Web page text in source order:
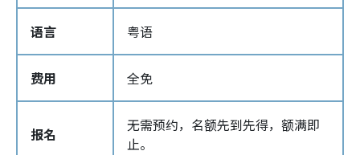
语言 粤语
费用 全免
报名
无需预约，名额先到先得，额满即
止。